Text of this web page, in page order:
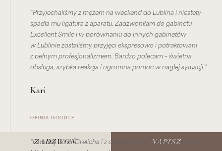
“Przyjechaliśmy z mężem na weekend do Lublina i niestety
spadła mu ligatura z aparatu. Zadzwoniłam do gabinetu
Excellent Smile i w porównaniu do innych gabinetów
w Lublinie zostaliśmy przyjęci ekspresowo i potraktowani
z pełnym profesjonalizmem. Bardzo polecam – świetna
obsługa, szybka reakcja i ogromna pomoc w nagłej sytuacji.”
Kari
OPINIA GOOGLE
“Chodzę do dr Drelicha i z całego serca mogę go polecić!
ZADZWOŃ NAPISZ